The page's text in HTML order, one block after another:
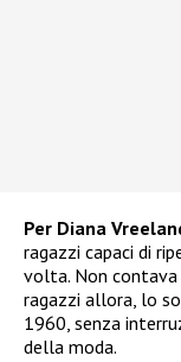
Per Diana
ragazzi capaci di
volta. Non contava
ragazzi allora, lo
1960, senza
della moda.